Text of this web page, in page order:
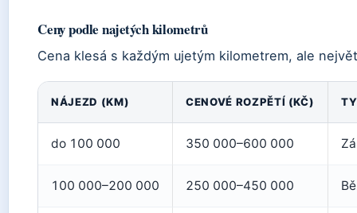
Ceny podle najetých kilometrů
Cena klesá s každým ujetým kilometrem, ale
NÁJEZD (KM) CENOVÉ ROZPĚTÍ (KČ)
do 100 000 350 000–600 000
100 000–200 000 250 000–450 000